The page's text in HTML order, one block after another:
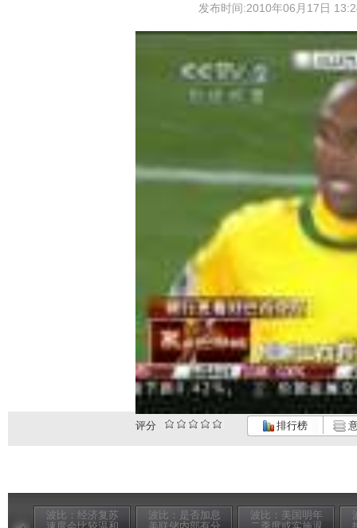
发布时间:2010年06月17日
评分 排行榜
波比：经济复苏
波比：是否加息
波比：美国明年